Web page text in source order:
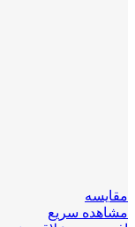
مقایسه
مشاهده سریع